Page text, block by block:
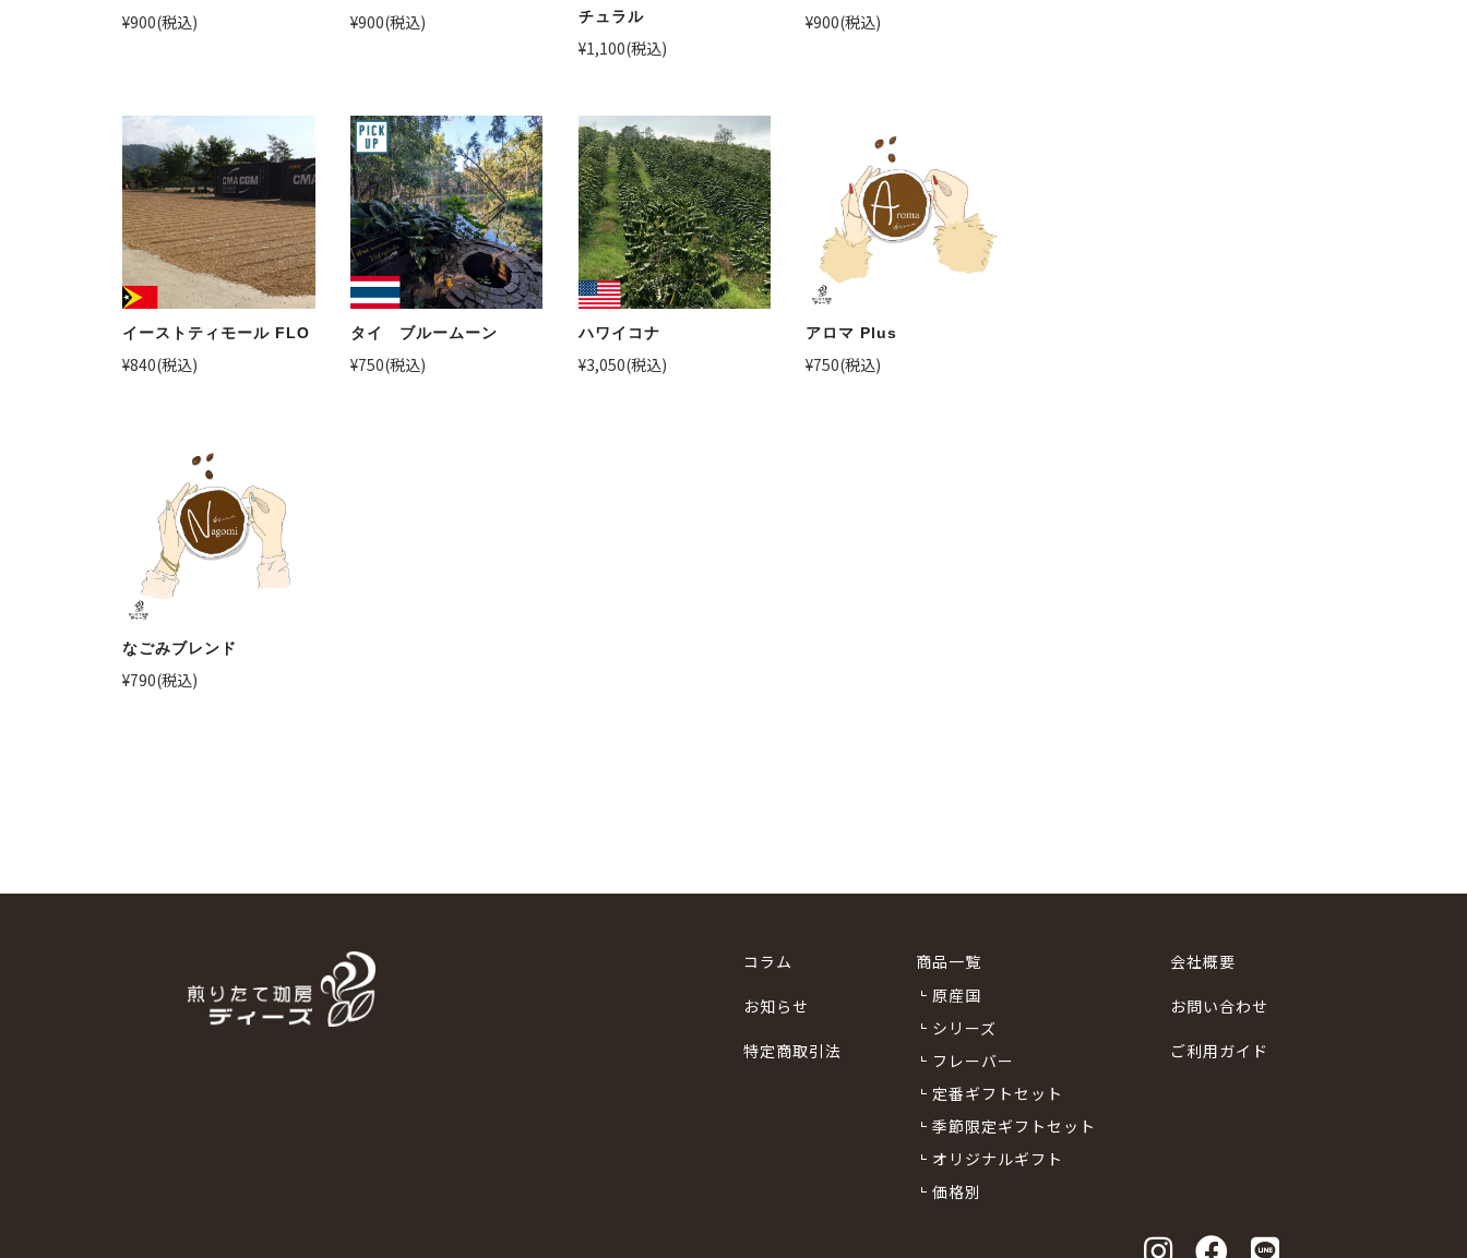
¥900(税込) ¥900(税込)
チュラル
¥1,100(税込)
¥900(税込)
イーストティモール FLO
¥840(税込)
タイ ブルームーン
¥750(税込)
ハワイコナ
¥3,050(税込)
アロマ Plus
¥750(税込)
なごみブレンド
¥790(税込)
コラム
お知らせ
特定商取引法
商品一覧
原産国
シリーズ
フレーバー
定番ギフトセット
季節限定ギフトセット
オリジナルギフト
価格別
会社概要
お問い合わせ
ご利用ガイド